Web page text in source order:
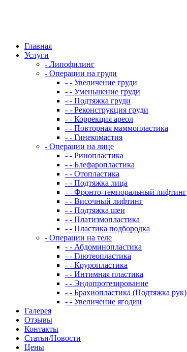
Главная
Услуги
- Липофилинг
- Операции на груди
- - Увеличение груди
- - Уменьшение груди
- - Подтяжка груди
- - Реконструкция груди
- - Коррекция ареол
- - Повторная маммопластика
- - Гинекомастия
- Операции на лице
- - Ринопластика
- - Блефаропластика
- - Отопластика
- - Подтяжка лица
- - Фронто-темпоральный лифтинг
- - Височный лифтинг
- - Подтяжка шеи
- - Платизмопластика
- - Пластика подбородка
- Операции на теле
- - Абдоминопластика
- - Глютеопластика
- - Круропластика
- - Интимная пластика
- - Эндопротезирование
- - Брахиопластика (Подтяжка рук)
- - Увеличение ягодиц
Галерея
Отзывы
Контакты
Статьи/Новости
Цены